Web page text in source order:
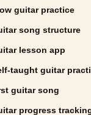
guitar practice
song structure
lesson app
taught guitar
guitar song
progress